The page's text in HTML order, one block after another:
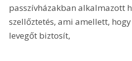
passzívházakban alkalmazott
szellőztetés, ami amellett,
levegőt biztosít,